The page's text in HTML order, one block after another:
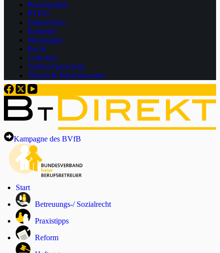
Berufspolitik
BTHG
Datenschutz
Kolumne
Meinungen
Recht
Umschau
Verbraucherschutz
Wissen & Wissenswertes
Kampagne des BVfB
Start
Betreuungs-/ Sozialrecht
Praxistipps
Reform